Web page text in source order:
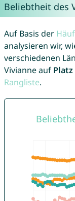
Beliebtheit des
Auf Basis der
analysieren wir,
verschiedenen
Vivianne auf Platz
Rangliste.